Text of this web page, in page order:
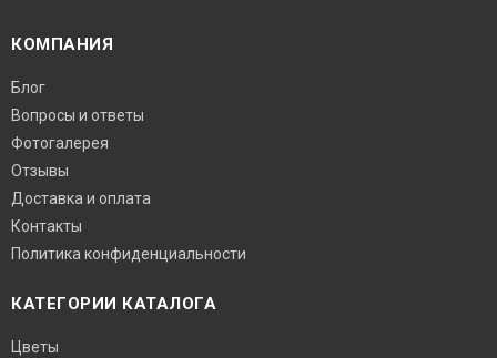
КОМПАНИЯ
Блог
Вопросы и ответы
Фотогалерея
Отзывы
Доставка и оплата
Контакты
Политика конфиденциальности
КАТЕГОРИИ КАТАЛОГА
Цветы